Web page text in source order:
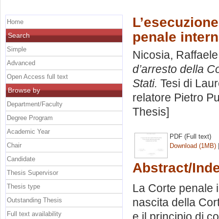
penale
Nicosia, Raffaele
d’arresto della
Stati. Tesi di
relatore Pietro
Thesis]
PDF (Full text)
Download (1MB)
Abstract/
La Corte penale
nascita della
Home
Search
Simple
Advanced
Open Access full text
Browse by
Department/Faculty
Degree Program
Academic Year
Chair
Candidate
Thesis Supervisor
Thesis type
Outstanding Thesis
Full text availability